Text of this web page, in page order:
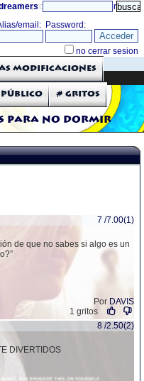
and it probably will» directorio
para no dormir
modificaciones
Público # Gritos
7 /7.00(1)
de que no sabes si algo es un
Por DAVIS
1 gritos
8 /2.50(2)
DIVERTIDOS